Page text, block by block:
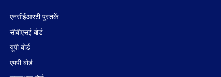
एनसीईआरटी पुस्तकें
सीबीएसई बोर्ड
यूपी बोर्ड
एमपी बोर्ड